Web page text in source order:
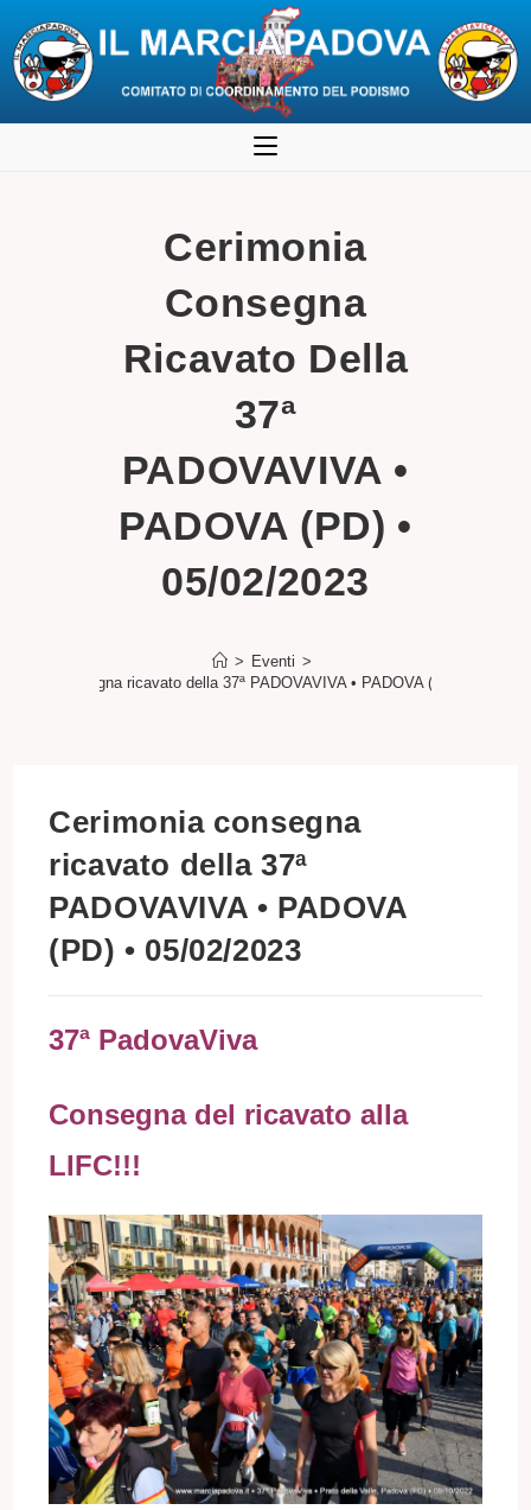
al
Cerimonia
Consegna
Ricavato Della
37ª
PADOVAVIVA •
PADOVA (PD) •
05/02/2023
> Eventi >
consegna ricavato della 37ª PADOVAVIVA • PADOVA (PD) • 05/02/
Cerimonia consegna
ricavato della 37ª
PADOVAVIVA • PADOVA
(PD) • 05/02/2023
37ª PadovaViva
Consegna del ricavato alla
LIFC!!!